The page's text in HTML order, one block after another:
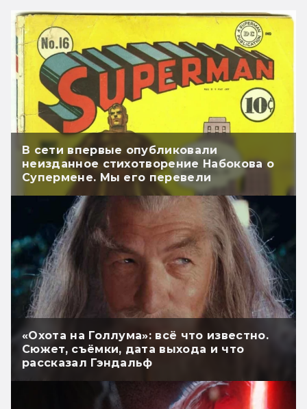
В сети впервые опубликовали
неизданное стихотворение Набокова о
Супермене. Мы его перевели
«Охота на Голлума»: всё что известно.
Сюжет, съёмки, дата выхода и что
рассказал Гэндальф